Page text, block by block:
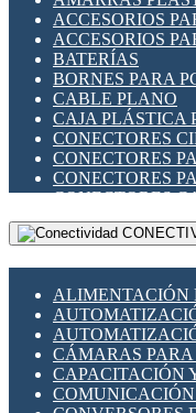
INDICADORES
INTERFACES DE
LLAVES
MEDIDORES DE
MOTORES PASO
PANTALLAS HMI
PLC -
RELÉS DE
SENSORES
SENSORES
VARIACS
VARIADORES
MAQUINARIA
ACCESORIOS
ACCESORIOS
BATERÍAS
BORNES PARA
CABLE PLANO
CAJA PLÁSTICA
CONECTORES
CONECTORES
CONECTORES
CONECTORES
CONECTORES
DIP SWITCHES
ILUMINACIÓN
INTERFACES DE
OTROS RELÉS
PROTECCIÓN
ALIMENTACIÓN
CÁMARAS
CAPACITACIÓN